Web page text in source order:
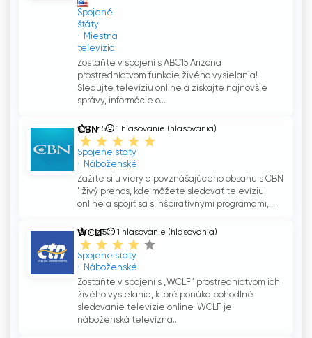
Spojené
štáty
Miestna
televízia
Zostaňte v spojení s ABC15 Arizona
prostredníctvom funkcie živého vysielania!
Sledujte televíziu online a získajte najnovšie
správy, informácie o...
CBN
Spojené štáty
Náboženské
5 z 5 1 hlasovanie (hlasovania)
Zažite silu viery a povznášajúceho obsahu s CBN
' živý prenos, kde môžete sledovať televíziu
online a spojiť sa s inšpiratívnymi programami,...
WCLF
Spojené štáty
Náboženské
4 z 5 1 hlasovanie (hlasovania)
Zostaňte v spojení s „WCLF“ prostredníctvom ich
živého vysielania, ktoré ponúka pohodlné
sledovanie televízie online. WCLF je
náboženská televízna...